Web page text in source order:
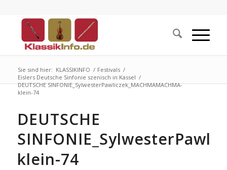
Sie sind hier: KLASSIKINFO / Festivals /
Eislers Deutsche Sinfonie szenisch in Kassel /
DEUTSCHE SINFONIE_SylwesterPawliczek_MACHMAMACHMA-
klein-74
DEUTSCHE
klein-74